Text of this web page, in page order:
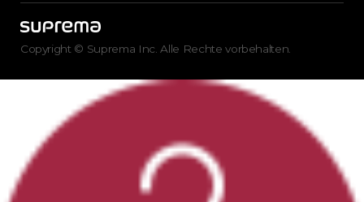
Copyright © Suprema Inc. Alle Rechte vorbehalten.